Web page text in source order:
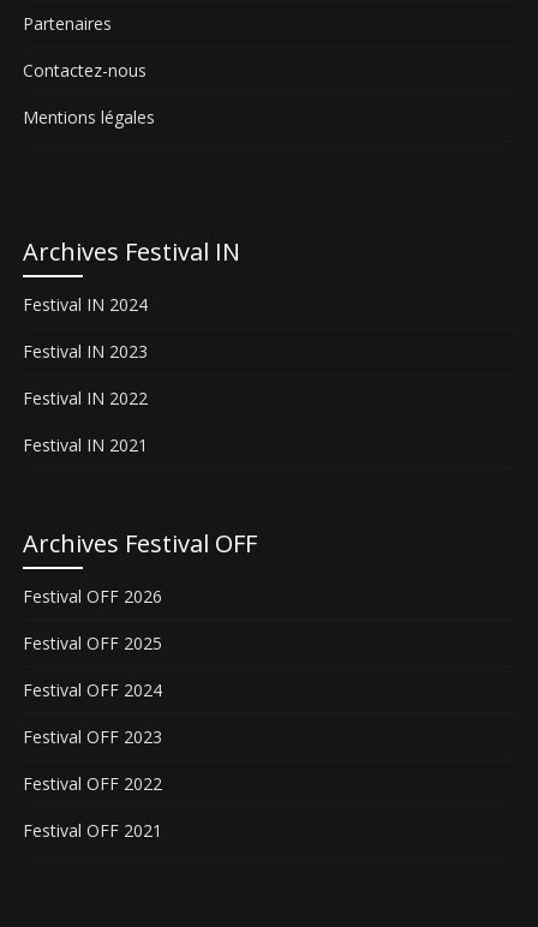
Partenaires
Contactez-nous
Mentions légales
Archives Festival IN
Festival IN 2024
Festival IN 2023
Festival IN 2022
Festival IN 2021
Archives Festival OFF
Festival OFF 2026
Festival OFF 2025
Festival OFF 2024
Festival OFF 2023
Festival OFF 2022
Festival OFF 2021